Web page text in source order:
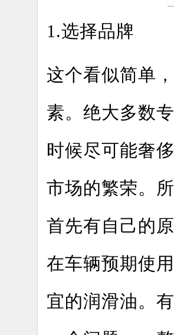
1.选择品牌
这个看似简单
素。绝大多数
时候尽可能奢
市场的繁荣。
首先有自己的
在车辆预期使
宜的润滑油。